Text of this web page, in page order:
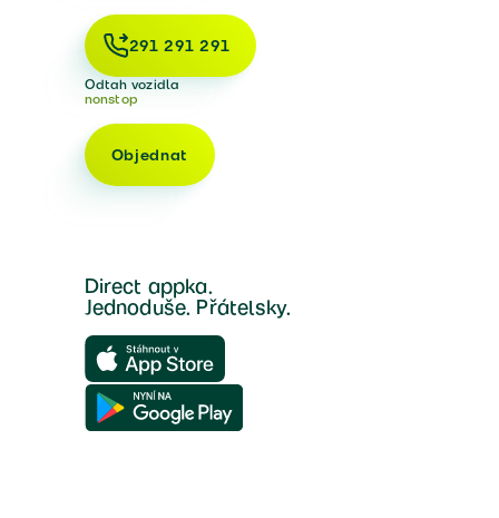
291 291 291
Odtah vozidla
nonstop
Objednat
Direct appka.
Jednoduše. Přátelsky.